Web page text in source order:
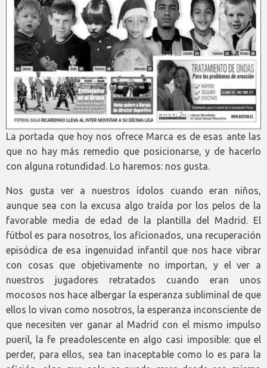
La portada que hoy nos ofrece Marca es de esas ante las
que no hay más remedio que posicionarse, y de hacerlo
con alguna rotundidad. Lo haremos: nos gusta.
Nos gusta ver a nuestros ídolos cuando eran niños,
aunque sea con la excusa algo traída por los pelos de la
favorable media de edad de la plantilla del Madrid. El
fútbol es para nosotros, los aficionados, una recuperación
episódica de esa ingenuidad infantil que nos hace vibrar
con cosas que objetivamente no importan, y el ver a
nuestros jugadores retratados cuando eran unos
mocosos nos hace albergar la esperanza subliminal de que
ellos lo vivan como nosotros, la esperanza inconsciente de
que necesiten ver ganar al Madrid con el mismo impulso
pueril, la fe preadolescente en algo casi imposible: que el
perder, para ellos, sea tan inaceptable como lo es para la